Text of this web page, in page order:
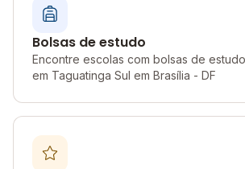
Bolsas de estudo
Encontre escolas com bolsas de
em Taguatinga Sul em Brasília - DF